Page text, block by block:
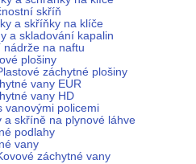
skříň
a skříňky na klíče
a skladování kapalin
nádrže na naftu
plošiny
záchytné plošiny
vany EUR
vany HD
vanovými policemi
a skříně na plynové láhve
podlahy
vany
záchytné vany